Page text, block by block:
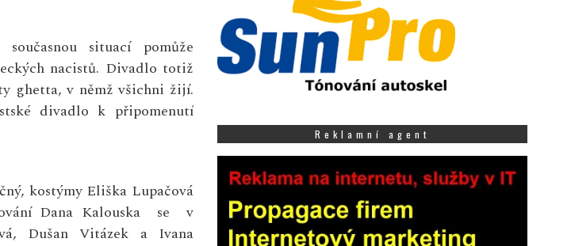
situací pomůže
nacistů. Divadlo totiž
ghetta, v němž všichni žijí.
divadlo k připomenutí
kostýmy Eliška Lupačová
Dana Kalouska se v
Dušan Vitázek a Ivana
Reklamní agent